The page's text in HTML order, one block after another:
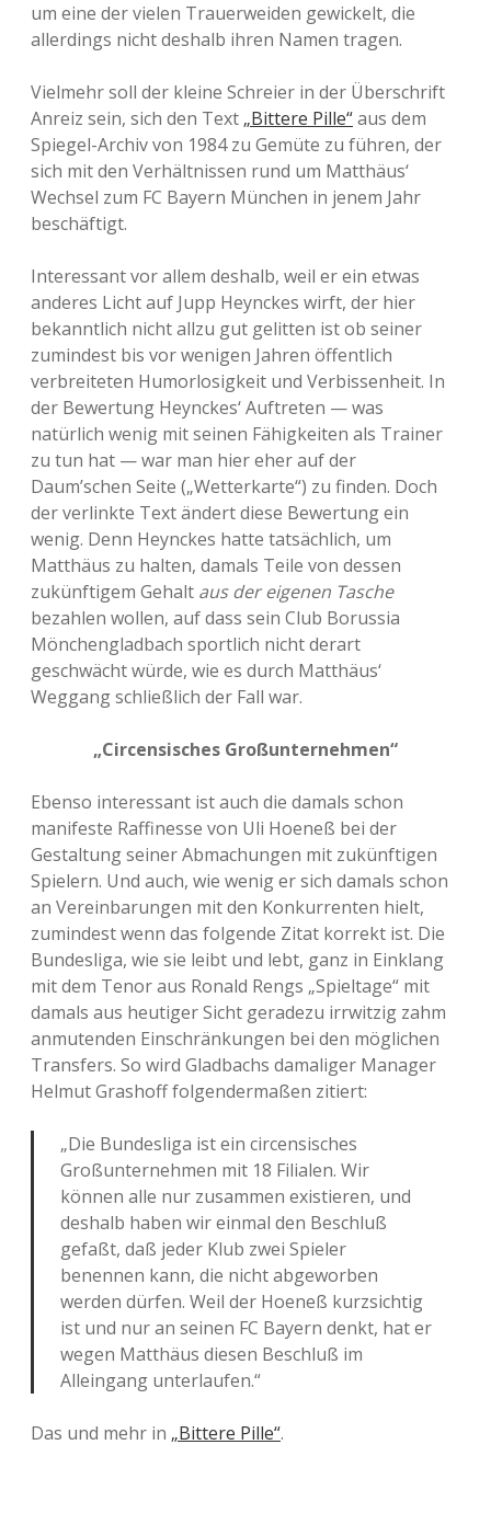
um eine der vielen Trauerweiden gewickelt, die
allerdings nicht deshalb ihren Namen tragen.
Vielmehr soll der kleine Schreier in der Überschrift
Anreiz sein, sich den Text „Bittere Pille“aus dem
Spiegel-Archiv von 1984 zu Gemüte zu führen, der
sich mit den Verhältnissen rund um Matthäus‘
Wechsel zum FC Bayern München in jenem Jahr
beschäftigt.
Interessant vor allem deshalb, weil er ein etwas
anderes Licht auf Jupp Heynckes wirft, der hier
bekanntlich nicht allzu gut gelitten ist ob seiner
zumindest bis vor wenigen Jahren öffentlich
verbreiteten Humorlosigkeit und Verbissenheit. In
der Bewertung Heynckes‘ Auftreten — was
natürlich wenig mit seinen Fähigkeiten als Trainer
zu tun hat — war man hier eher auf der
Daum’schen Seite („Wetterkarte“) zu finden. Doch
der verlinkte Text ändert diese Bewertung ein
wenig. Denn Heynckes hatte tatsächlich, um
Matthäus zu halten, damals Teile von dessen
zukünftigem Gehalt aus der eigenen Tasche
bezahlen wollen, auf dass sein Club Borussia
Mönchengladbach sportlich nicht derart
geschwächt würde, wie es durch Matthäus‘
Weggang schließlich der Fall war.
„Circensisches Großunternehmen“
Ebenso interessant ist auch die damals schon
manifeste Raffinesse von Uli Hoeneß bei der
Gestaltung seiner Abmachungen mit zukünftigen
Spielern. Und auch, wie wenig er sich damals schon
an Vereinbarungen mit den Konkurrenten hielt,
zumindest wenn das folgende Zitat korrekt ist. Die
Bundesliga, wie sie leibt und lebt, ganz in Einklang
mit dem Tenor aus Ronald Rengs „Spieltage“ mit
damals aus heutiger Sicht geradezu irrwitzig zahm
anmutenden Einschränkungen bei den möglichen
Transfers. So wird Gladbachs damaliger Manager
Helmut Grashoff folgendermaßen zitiert:
„Die Bundesliga ist ein circensisches
Großunternehmen mit 18 Filialen. Wir
können alle nur zusammen existieren, und
deshalb haben wir einmal den Beschluß
gefaßt, daß jeder Klub zwei Spieler
benennen kann, die nicht abgeworben
werden dürfen. Weil der Hoeneß kurzsichtig
ist und nur an seinen FC Bayern denkt, hat er
wegen Matthäus diesen Beschluß im
Alleingang unterlaufen.“
Das und mehr in „Bittere Pille“.